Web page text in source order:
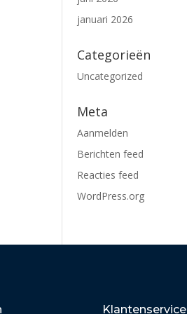
januari 2026
Categorieën
Uncategorized
Meta
Aanmelden
Berichten feed
Reacties feed
WordPress.org
Klantenservice